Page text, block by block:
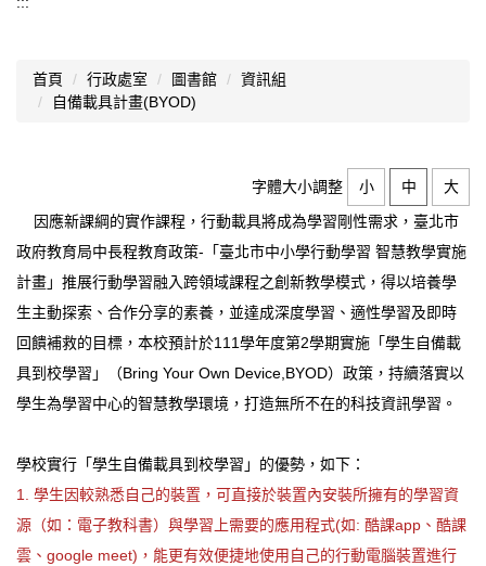
組織架構
師資結構
歷任校長
升學概況
數位校史
首頁 行政處室 圖書館
資訊組
自備載具計畫(BYOD)
字體大小調整 小 中
大
因應新課綱的實作課程，行動載具將成為學習剛性需求，臺北市
政府教育局中長程教育政策-「臺北市中小學行動學習 智慧教學實施
計畫」推展行動學習融入跨領域課程之創新教學模式，得以培養學
生主動探索、合作分享的素養，並達成深度學習、適性學習及即時
回饋補救的目標，本校預計於111學年度第2學期實施「學生自備載
具到校學習」（Bring Your Own Device,BYOD）政策，持續落實以
學生為學習中心的智慧教學環境，打造無所不在的科技資訊學習。
學校實行「學生自備載具到校學習」的優勢，如下：
1.
學生因較熟悉自己的裝置，可直接於裝置內安裝所擁有的學習資
源（如：電子教科書）與學習上需要的應用程式(如: 酷課app、酷課
雲、google meet)，能更有效便捷地使用自己的行動電腦裝置進行